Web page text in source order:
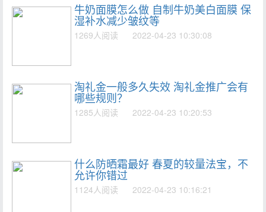
牛奶面膜怎么做 自制牛奶美白面膜 保
湿补水减少皱纹等
1269人阅读 2022-04-23 10:30:08
淘礼金一般多久失效 淘礼金推广会有
哪些规则？
1285人阅读 2022-04-23 10:20:53
什么防晒霜最好 春夏的较量法宝，不
允许你错过
1124人阅读 2022-04-23 10:16:21